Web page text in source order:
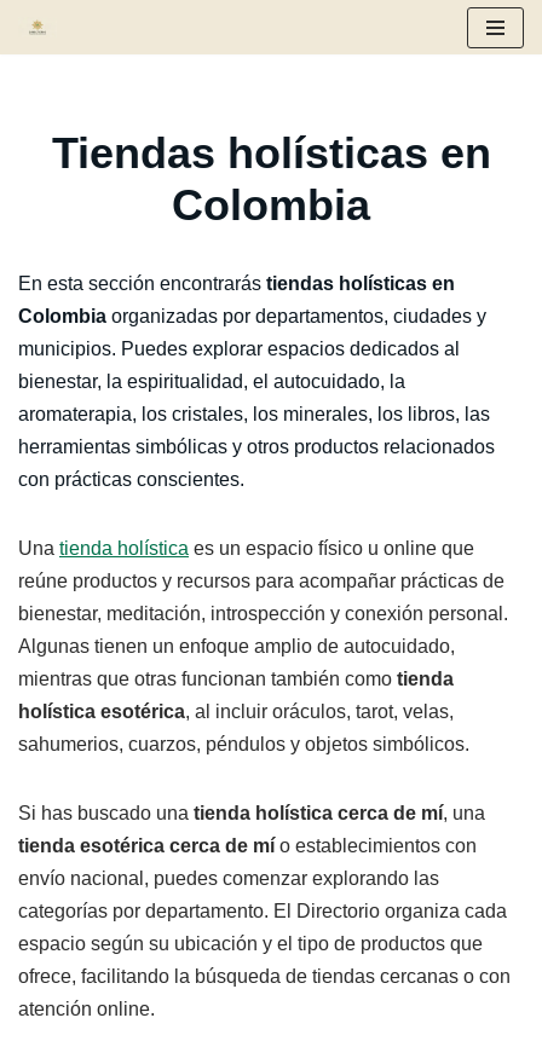
contenido
Tiendas holísticas en
Colombia
En esta sección encontrarás tiendas holísticas en
Colombia organizadas por departamentos, ciudades y
municipios. Puedes explorar espacios dedicados al
bienestar, la espiritualidad, el autocuidado, la
aromaterapia, los cristales, los minerales, los libros, las
herramientas simbólicas y otros productos relacionados
con prácticas conscientes.
Una tienda holística es un espacio físico u online que
reúne productos y recursos para acompañar prácticas de
bienestar, meditación, introspección y conexión personal.
Algunas tienen un enfoque amplio de autocuidado,
mientras que otras funcionan también como tienda
holística esotérica, al incluir oráculos, tarot, velas,
sahumerios, cuarzos, péndulos y objetos simbólicos.
Si has buscado una tienda holística cerca de mí, una
tienda esotérica cerca de mí o establecimientos con
envío nacional, puedes comenzar explorando las
categorías por departamento. El Directorio organiza cada
espacio según su ubicación y el tipo de productos que
ofrece, facilitando la búsqueda de tiendas cercanas o con
atención online.